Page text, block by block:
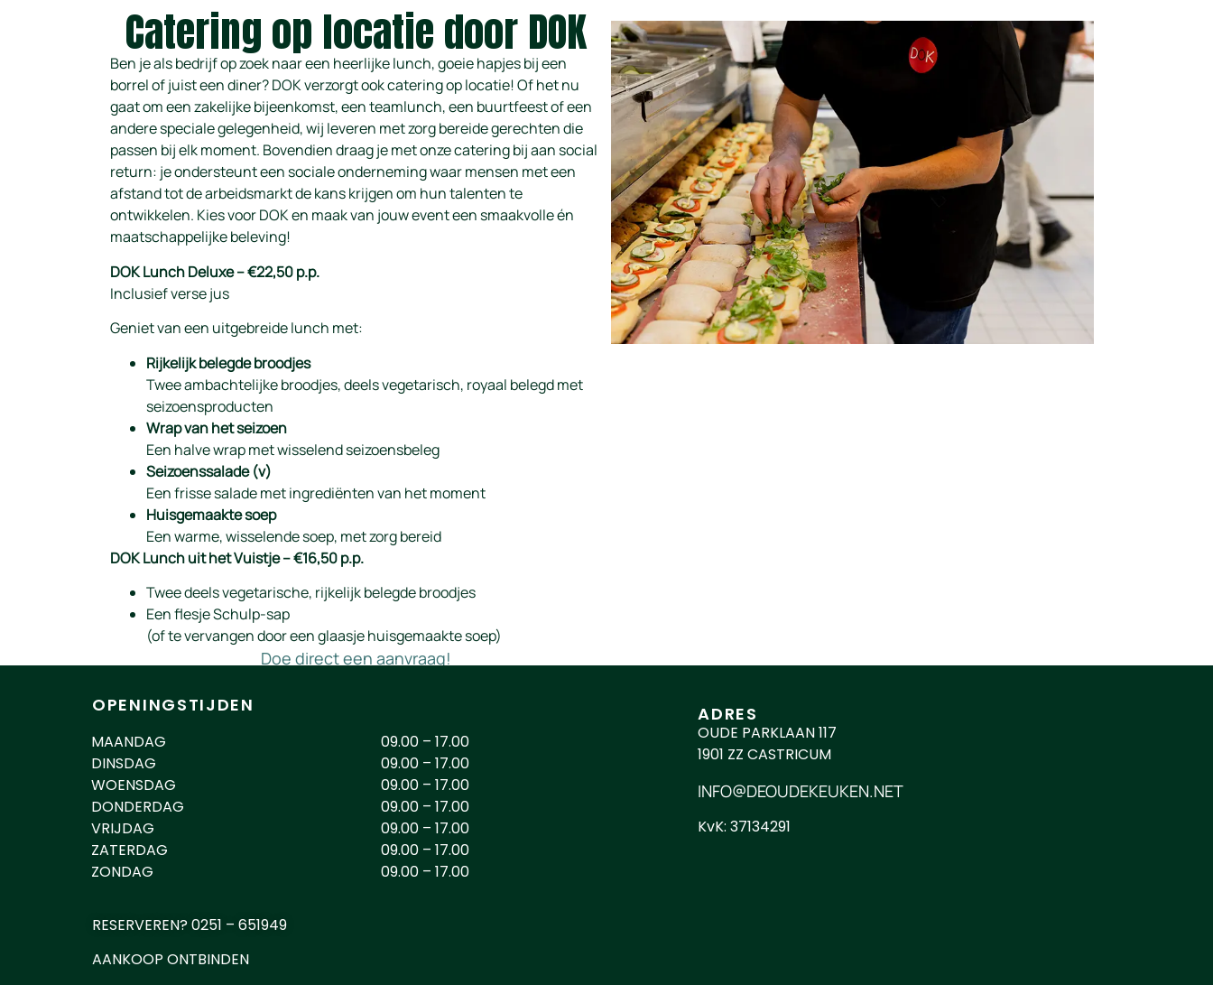
Catering op locatie door DOK
Ben je als bedrijf op zoek naar een heerlijke lunch, goeie hapjes bij een
borrel of juist een diner? DOK verzorgt ook catering op locatie! Of het nu
gaat om een zakelijke bijeenkomst, een teamlunch, een buurtfeest of een
andere speciale gelegenheid, wij leveren met zorg bereide gerechten die
passen bij elk moment. Bovendien draag je met onze catering bij aan social
return: je ondersteunt een sociale onderneming waar mensen met een
afstand tot de arbeidsmarkt de kans krijgen om hun talenten te
ontwikkelen. Kies voor DOK en maak van jouw event een smaakvolle én
maatschappelijke beleving!
DOK Lunch Deluxe – €22,50 p.p.
Inclusief verse jus
Geniet van een uitgebreide lunch met:
Rijkelijk belegde broodjes
Twee ambachtelijke broodjes, deels vegetarisch, royaal belegd met
seizoensproducten
Wrap van het seizoen
Een halve wrap met wisselend seizoensbeleg
Seizoenssalade (v)
Een frisse salade met ingrediënten van het moment
Huisgemaakte soep
Een warme, wisselende soep, met zorg bereid
DOK Lunch uit het Vuistje – €16,50 p.p.
Twee deels vegetarische, rijkelijk belegde broodjes
Een flesje Schulp-sap
(of te vervangen door een glaasje huisgemaakte soep)
Doe direct een aanvraag!
OPENINGSTIJDEN
MAANDAG
DINSDAG
WOENSDAG
DONDERDAG
VRIJDAG
ZATERDAG
ZONDAG
09.00 – 17.00
09.00 – 17.00
09.00 – 17.00
09.00 – 17.00
09.00 – 17.00
09.00 – 17.00
09.00 – 17.00
RESERVEREN? 0251 – 651949
AANKOOP ONTBINDEN
ADRES
OUDE PARKLAAN 117
1901 ZZ CASTRICUM
INFO@DEOUDEKEUKEN.NET
KvK: 37134291